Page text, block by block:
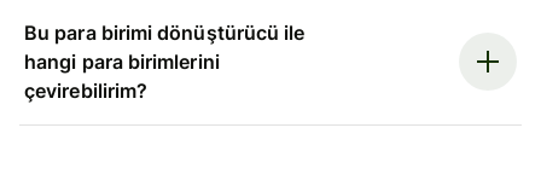
Bu para birimi dönüştürücü ile
hangi para birimlerini
çevirebilirim?